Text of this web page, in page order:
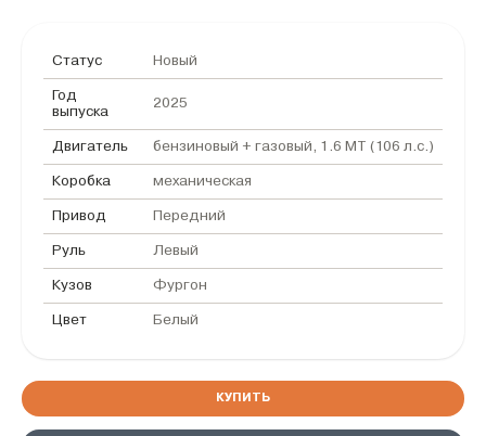
Статус Новый
Год
выпуска
2025
Двигатель бензиновый + газовый, 1.6 MT (106 л.с.)
Коробка механическая
Привод Передний
Руль Левый
Кузов Фургон
Цвет Белый
КУПИТЬ